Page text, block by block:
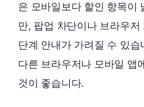
은 모바일보다 할인 항목이
만, 팝업 차단이나 브라우저
단계 안내가 가려질 수 있습
다른 브라우저나 모바일 앱
것이 좋습니다.